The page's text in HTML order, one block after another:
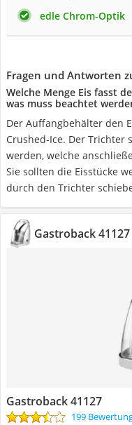
edle Chrom-Optik
Fragen und Antworten
Welche Menge Eis fasst
was muss beachtet
Der Auffangbehälter den
Crushed-Ice. Der Trichter
werden, welche
Sie sollten die Eisstücke
durch den Trichter
Gastroback 41127
Gastroback 41127
199